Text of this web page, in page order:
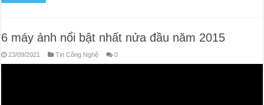
6 máy ảnh nổi bật nhất nửa đầu năm 2015
23/09/2021 Tin Công Nghệ 0